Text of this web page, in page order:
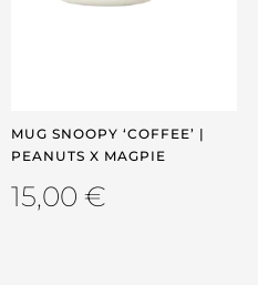
MUG SNOOPY ‘COFFEE’ |
PEANUTS X MAGPIE
15,00 €